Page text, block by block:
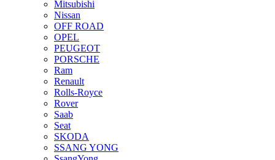
Mitsubishi
Nissan
OFF ROAD
OPEL
PEUGEOT
PORSCHE
Ram
Renault
Rolls-Royce
Rover
Saab
Seat
SKODA
SSANG YONG